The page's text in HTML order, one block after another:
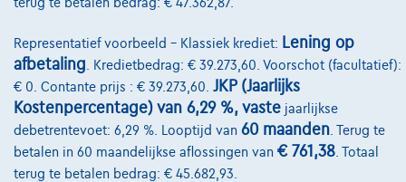
Renault Clio
Evolution | 1.2 Tce 115cv | CarPlay | Clim | Capteurs AR | Cruise
06/2026
19.900 km Benzine Manueel 84 kW ( 114 PK )
€19.990 1 ✓BTW aftrekbaar
€308,37/maandmet een laatste
maandaflossing van
€6.305,37
Representatief voorbeeld – Klassiek krediet: Lening op
afbetaling . Kredietbedrag: € 39.273,60. Voorschot (facultatief):
€ 0. Contante prijs : € 39.273,60. JKP (Jaarlijks
Kostenpercentage) van 6,29 %, vaste jaarlijkse
debetrentevoet: 6,29 %. Looptijd van 60 maanden . Terug te
betalen in 60 maandelijkse aflossingen van € 761,38 . Totaal
terug te betalen bedrag: € 45.682,93.